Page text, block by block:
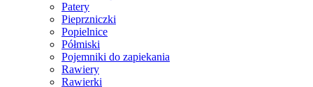
Patery
Pieprzniczki
Popielnice
Półmiski
Pojemniki do zapiekania
Rawiery
Rawierki